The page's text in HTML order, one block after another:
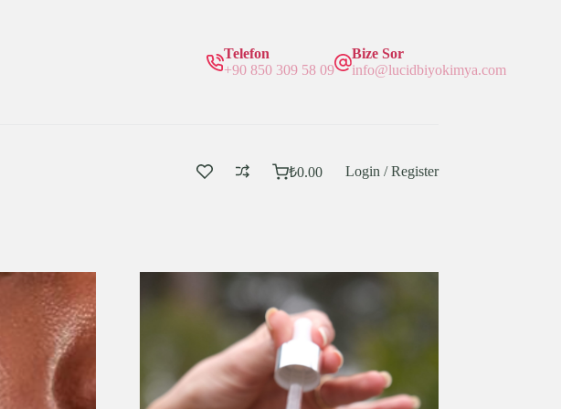
Telefon
+90 850 309 58 09
Bize Sor
info@lucidbiyokimya.com
Sepetim
₺0.00 Login / Register